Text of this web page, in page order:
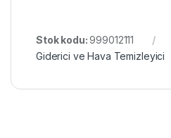
Stok kodu:999012111
Giderici ve Hava Temizleyici